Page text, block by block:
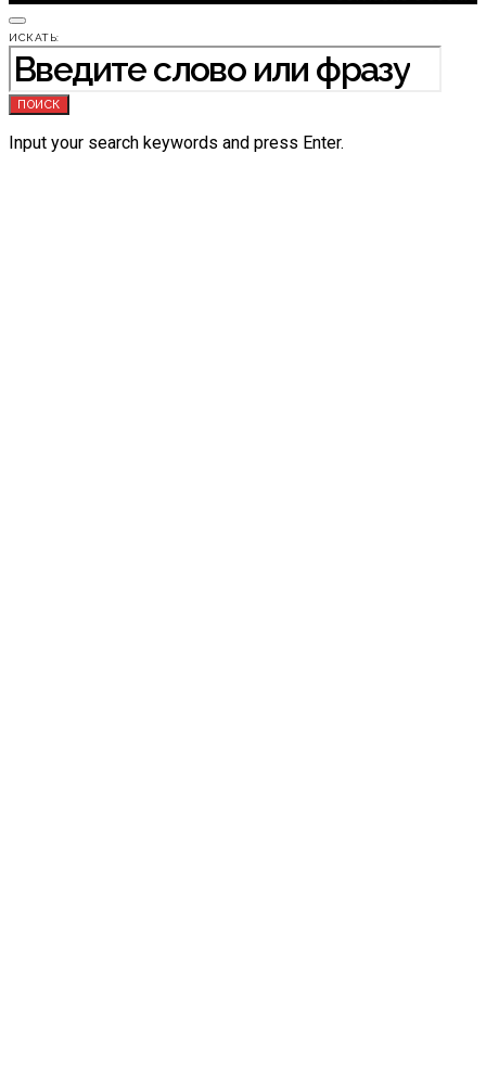
ИСКАТЬ:
ПОИСК
Input your search keywords and press Enter.